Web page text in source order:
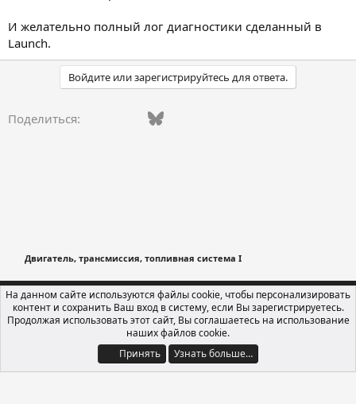
И желательно полный лог диагностики сделанный в
Launch.
Войдите или зарегистрируйтесь для ответа.
Поделиться: Vkontakte
FacebookBluesky
Двигатель, трансмиссия, топливная система I
Russian (RU)
Обратная связь
Условия и правила
Политика конфиденциальности
Помощь
Локализация от xenForo.Info®
На данном сайте используются файлы cookie, чтобы персонализировать
контент и сохранить Ваш вход в систему, если Вы зарегистрируетесь.
Продолжая использовать этот сайт, Вы соглашаетесь на использование
наших файлов cookie.
Принять
Узнать больше…